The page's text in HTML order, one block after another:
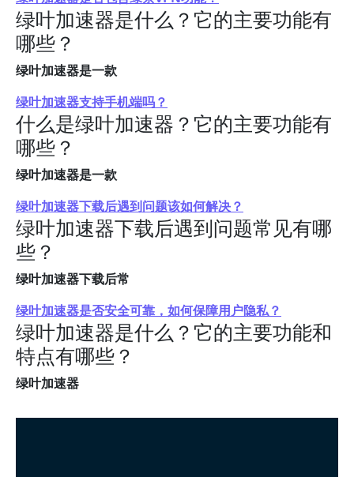
绿叶加速器是什么？它的主要功能有
哪些？
绿叶加速器是一款
绿叶加速器支持手机端吗？
什么是绿叶加速器？它的主要功能有
哪些？
绿叶加速器是一款
绿叶加速器下载后遇到问题该如何解决？
绿叶加速器下载后遇到问题常见有哪
些？
绿叶加速器下载后常
绿叶加速器是否安全可靠，如何保障用户隐私？
绿叶加速器是什么？它的主要功能和
特点有哪些？
绿叶加速器